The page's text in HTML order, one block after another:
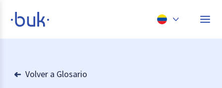
Volver a Glosario